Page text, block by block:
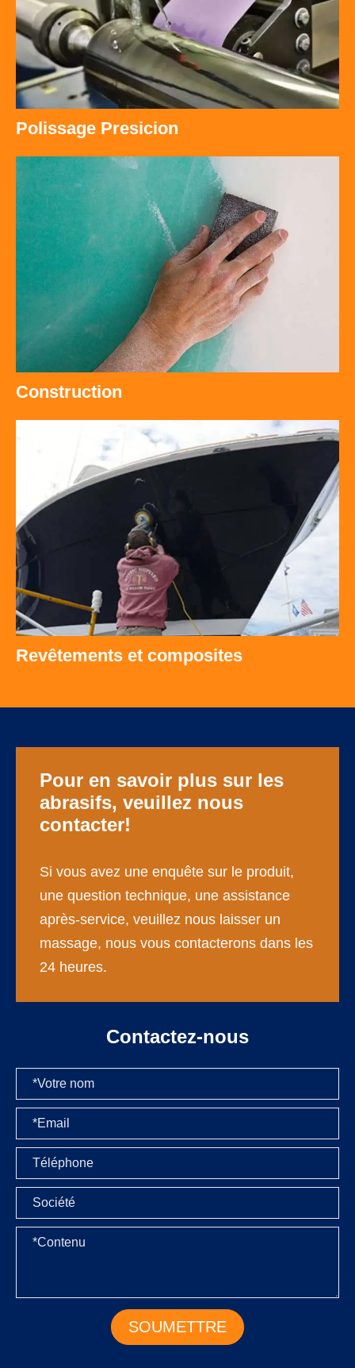
Polissage Presicion
Construction
Revêtements et composites
Pour en savoir plus sur les
abrasifs, veuillez nous
contacter!
Si vous avez une enquête sur le produit,
une question technique, une assistance
après-service, veuillez nous laisser un
massage, nous vous contacterons dans les
24 heures.
Contactez-nous